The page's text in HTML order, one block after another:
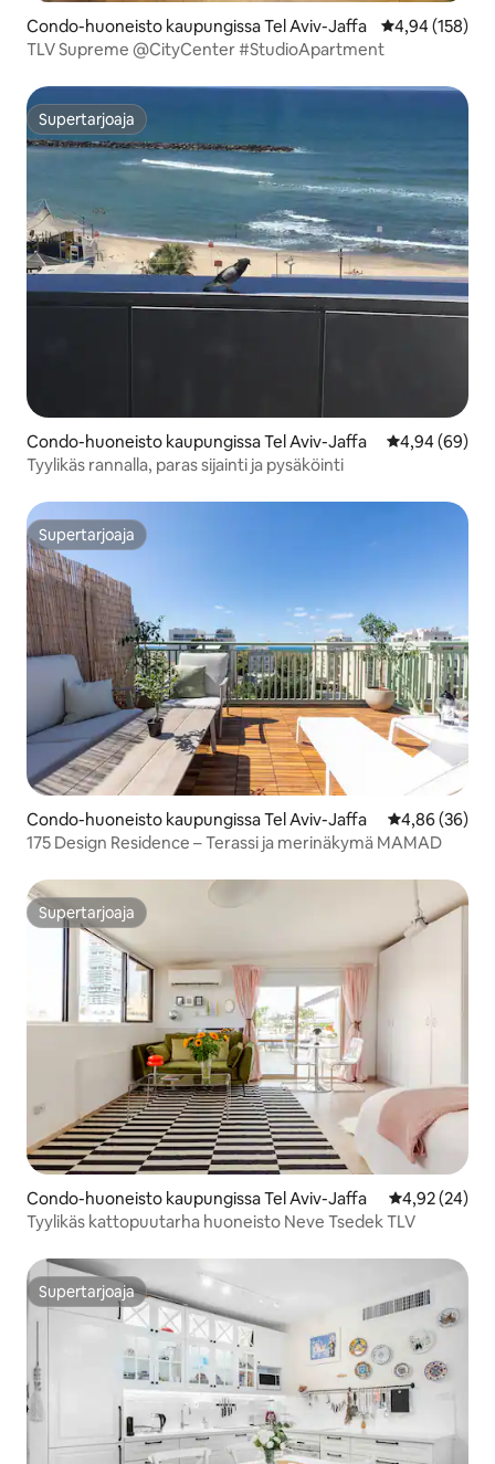
Condo-huoneisto kaupungissa Tel Aviv-Jaffa
4,94 (158)
TLV Supreme @CityCenter #StudioApartment
Supertarjoaja
Supertarjoaja
Condo-huoneisto kaupungissa Tel Aviv-Jaffa
4,94 (69)
Tyylikäs rannalla, paras sijainti ja pysäköinti
Supertarjoaja
Supertarjoaja
Condo-huoneisto kaupungissa Tel Aviv-Jaffa
4,86 (36)
175 Design Residence – Terassi ja merinäkymä MAMAD
Supertarjoaja
Supertarjoaja
Condo-huoneisto kaupungissa Tel Aviv-Jaffa
4,92 (24)
Tyylikäs kattopuutarha huoneisto Neve Tsedek TLV
Supertarjoaja
Supertarjoaja